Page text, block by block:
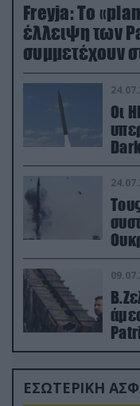
Freyja: Το
έλλειψη των
συμμετέχουν
Οι
ΕΣΩΤΕΡΙΚΗ